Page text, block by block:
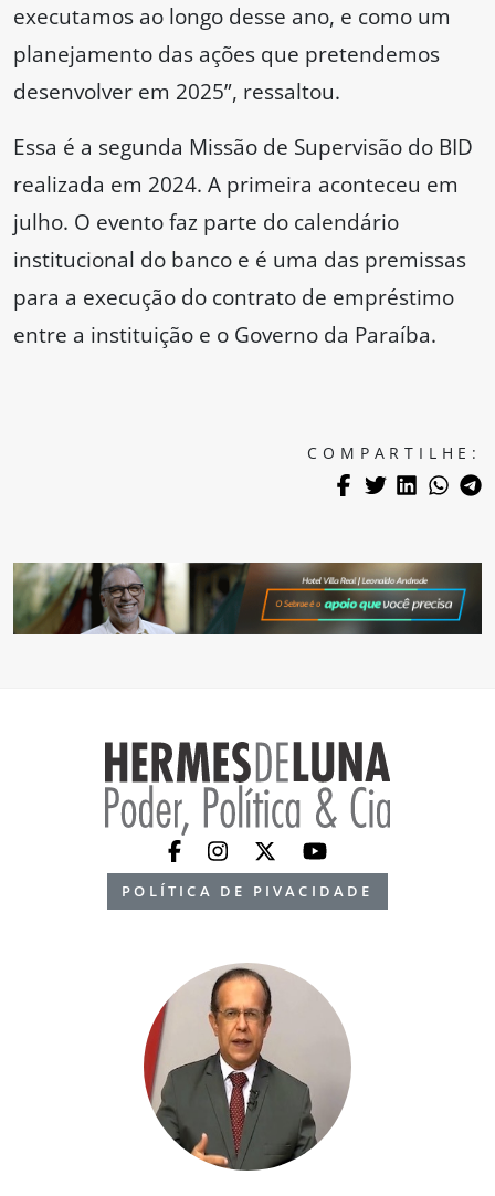
executamos ao longo desse ano, e como um
planejamento das ações que pretendemos
desenvolver em 2025”, ressaltou.
Essa é a segunda Missão de Supervisão do BID
realizada em 2024. A primeira aconteceu em
julho. O evento faz parte do calendário
institucional do banco e é uma das premissas
para a execução do contrato de empréstimo
entre a instituição e o Governo da Paraíba.
COMPARTILHE:
POLÍTICA DE PIVACIDADE